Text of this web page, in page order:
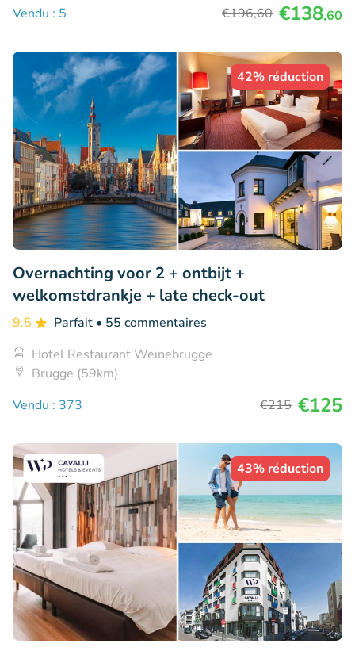
Vendu : 5
€196,60 €138,60
42% réduction
Overnachting voor 2 + ontbijt +
welkomstdrankje + late check-out
9.5 Parfait • 55 commentaires
Hotel Restaurant Weinebrugge
Brugge (59km)
Vendu : 373
€215 €125
43% réduction